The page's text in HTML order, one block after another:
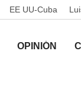
EE UU-Cuba
OPINIÓN